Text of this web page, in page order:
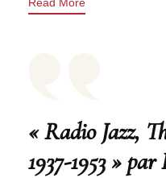
Read More
« Radio Jazz,
1937-1953 »